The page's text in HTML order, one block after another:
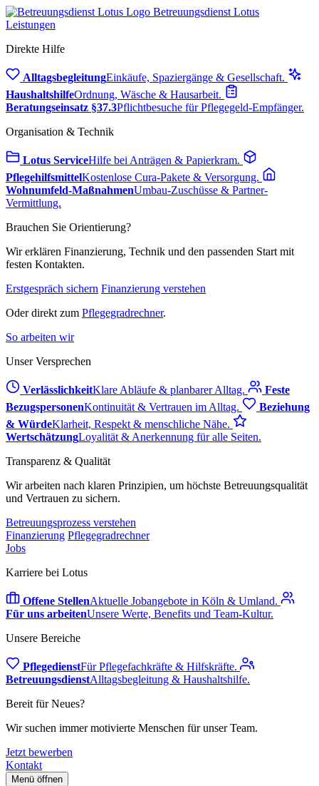
Betreuungsdienst Lotus
Leistungen
Direkte Hilfe
AlltagsbegleitungEinkäufe, Spaziergänge & Gesellschaft.
HaushaltshilfeOrdnung, Wäsche & Hausarbeit.
Beratungseinsatz §37.3Pflichtbesuche für Pflegegeld-Empfänger.
Organisation & Technik
Lotus ServiceHilfe bei Anträgen & Papierkram.
PflegehilfsmittelKostenlose Cura-Pakete & Versorgung.
Wohnumfeld-MaßnahmenUmbau-Zuschüsse & Partner-
Vermittlung.
Brauchen Sie Orientierung?
Wir erklären Finanzierung, Technik und den passenden Start mit
festen Kontakten.
Erstgespräch sichern Finanzierung verstehen
Oder direkt zum Pflegegradrechner.
So arbeiten wir
Unser Versprechen
VerlässlichkeitKlare Abläufe & planbarer Alltag.
Feste
BezugspersonenKontinuität & Vertrauen im Alltag.
Beziehung
& WürdeKlarheit, Respekt & menschliche Nähe.
WertschätzungLoyalität & Anerkennung für alle Seiten.
Transparenz & Qualität
Wir arbeiten nach klaren Prinzipien, um höchste Betreuungsqualität
und Vertrauen zu sichern.
Betreuungsprozess verstehen
Finanzierung Pflegegradrechner
Jobs
Karriere bei Lotus
Offene StellenAktuelle Jobangebote in Köln & Umland.
Für uns arbeitenUnsere Werte, Benefits und Team-Kultur.
Unsere Bereiche
PflegedienstFür Pflegefachkräfte & Hilfskräfte.
BetreuungsdienstAlltagsbegleitung & Haushaltshilfe.
Bereit für Neues?
Wir suchen immer motivierte Menschen für unser Team.
Jetzt bewerben
Kontakt
Menü öffnen